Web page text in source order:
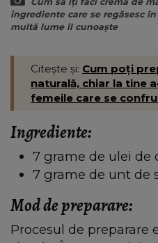
ingrediente care se regăsesc
multă lume îl cunoaște
Citește și: Cum poți
naturală, chiar la tine
femeile care se
Ingrediente:
7 grame de ulei de
7 grame de unt de
Mod de preparare:
Procesul de preparare